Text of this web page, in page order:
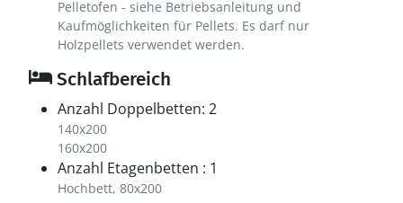
Pelletofen - siehe Betriebsanleitung und
Kaufmöglichkeiten für Pellets. Es darf nur
Holzpellets verwendet werden.
Schlafbereich
Anzahl Doppelbetten: 2
140x200
160x200
Anzahl Etagenbetten : 1
Hochbett, 80x200